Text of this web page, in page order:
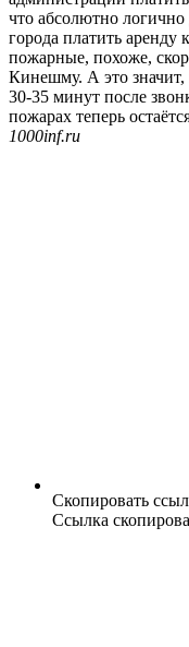
что абсолютно
города платить аренду
пожарные, похоже,
Кинешму. А это значит,
30-35 минут после
пожарах теперь
1000inf.ru
Скопировать
Ссылка